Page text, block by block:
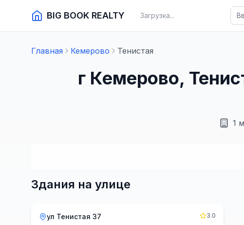
BIG BOOK REALTY Загрузка...
Главная Кемерово Тенистая
г Кемерово,
1
Здания на улице
ул Тенистая 37
3.0